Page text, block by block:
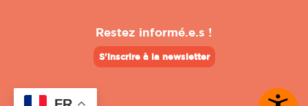
Restez informé.e.s !
S'inscrire à la newsletter